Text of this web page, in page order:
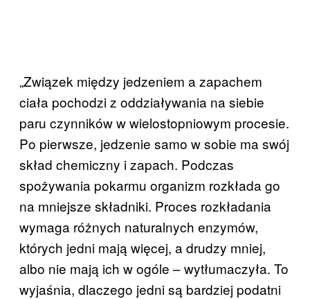
„Związek między jedzeniem a zapachem
ciała pochodzi z oddziaływania na siebie
paru czynników w wielostopniowym procesie.
Po pierwsze, jedzenie samo w sobie ma swój
skład chemiczny i zapach. Podczas
spożywania pokarmu organizm rozkłada go
na mniejsze składniki. Proces rozkładania
wymaga różnych naturalnych enzymów,
których jedni mają więcej, a drudzy mniej,
albo nie mają ich w ogóle – wytłumaczyła. To
wyjaśnia, dlaczego jedni są bardziej podatni